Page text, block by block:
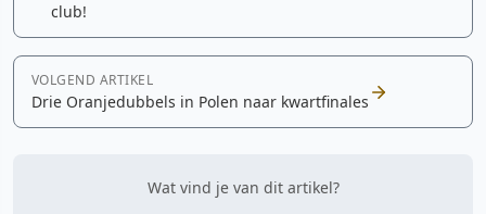
club!
VOLGEND ARTIKEL
Drie Oranjedubbels in Polen naar kwartfinales
Wat vind je van dit artikel?